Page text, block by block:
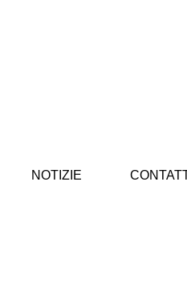
NOTIZIE